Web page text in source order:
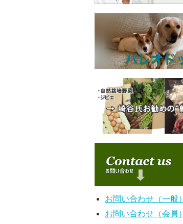
お問い合わせ（一般）
お問い合わせ（会員）